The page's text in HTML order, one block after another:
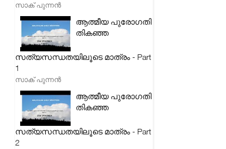
സാക് പുന്നൻ
ആത്മീയ പുരോഗതി
തികഞ്ഞ
സത്യസന്ധതയിലൂടെ മാത്രം - Part
1
സാക് പുന്നൻ
ആത്മീയ പുരോഗതി
തികഞ്ഞ
സത്യസന്ധതയിലൂടെ മാത്രം - Part
2